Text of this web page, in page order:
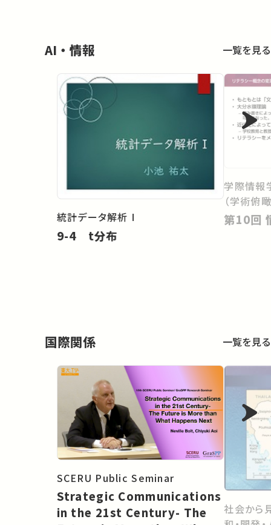
AI・情報 一覧を見る
統計データ解析 I
9-4 t分布
学際情報
（学術俯
国際関係 一覧を見る
SCERU Public Seminar
Strategic Communications
in the 21st Century- The
社会から